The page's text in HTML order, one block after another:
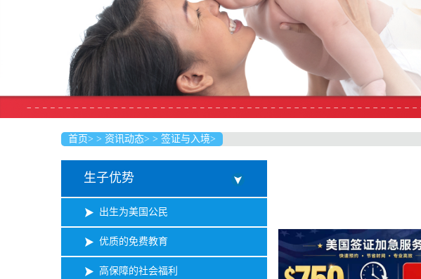
首页> > 资讯动态> > 签证与入境>
生子优势
出生为美国公民
优质的免费教育
高保障的社会福利